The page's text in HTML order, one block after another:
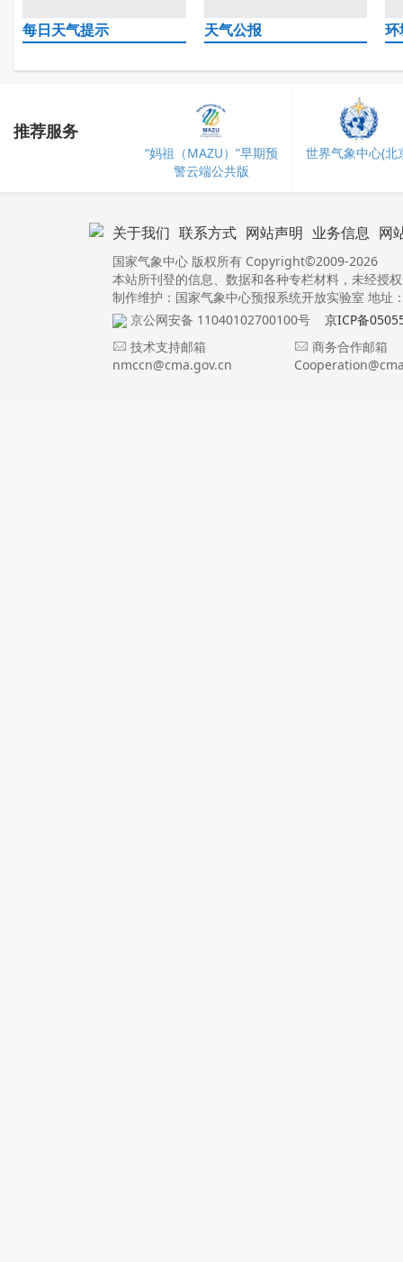
每日天气提示 天气公报
推荐服务
“妈祖（MAZU）”早期预
警云端公共版
世界气象中心(北
关于我们 联系方式 网站声明 业务信息 网
国家气象中心 版权所有 Copyright©2009-2026
本站所刊登的信息、数据和各种专栏材料，未经授
制作维护：国家气象中心预报系统开放实验室 地址
京公网安备 11040102700100号
京ICP备
技术支持邮箱
nmccn@cma.gov.cn
商务合作邮箱